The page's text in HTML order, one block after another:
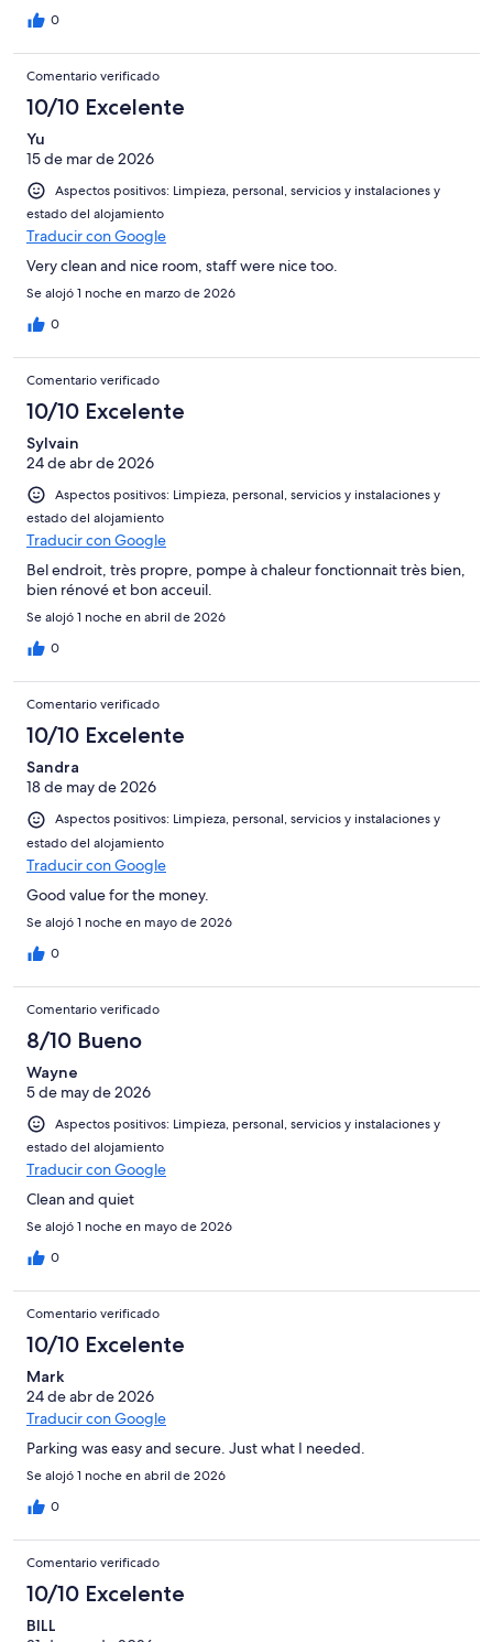
0
Comentario verificado
10/10 Excelente
Yu
15 de mar de 2026
Aspectos positivos: Limpieza, personal, servicios y instalaciones y
estado del alojamiento
Traducir con Google
Very clean and nice room, staff were nice too.
Se alojó 1 noche en marzo de 2026
0
Comentario verificado
10/10 Excelente
Sylvain
24 de abr de 2026
Aspectos positivos: Limpieza, personal, servicios y instalaciones y
estado del alojamiento
Traducir con Google
Bel endroit, très propre, pompe à chaleur fonctionnait très bien,
bien rénové et bon acceuil.
Se alojó 1 noche en abril de 2026
0
Comentario verificado
10/10 Excelente
Sandra
18 de may de 2026
Aspectos positivos: Limpieza, personal, servicios y instalaciones y
estado del alojamiento
Traducir con Google
Good value for the money.
Se alojó 1 noche en mayo de 2026
0
Comentario verificado
8/10 Bueno
Wayne
5 de may de 2026
Aspectos positivos: Limpieza, personal, servicios y instalaciones y
estado del alojamiento
Traducir con Google
Clean and quiet
Se alojó 1 noche en mayo de 2026
0
Comentario verificado
10/10 Excelente
Mark
24 de abr de 2026
Traducir con Google
Parking was easy and secure. Just what I needed.
Se alojó 1 noche en abril de 2026
0
Comentario verificado
10/10 Excelente
BILL